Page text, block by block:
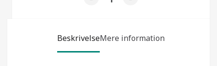
BeskrivelseMere information